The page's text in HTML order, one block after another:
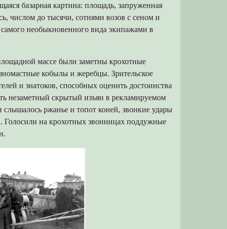
базарная картина: площадь, запруженная
числом до тысячи, сотнями возов с сеном и
необыкновенного вида экипажами в
массе были заметны крохотные
кобылы и жеребцы. Зрительское
и знатоков, способных оценить достоинства
незаметный скрытый изъян в рекламируемом
ржанье и топот коней, звонкие удары
Голосили на крохотных звонницах поддужные